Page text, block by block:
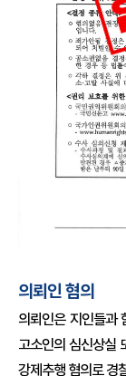
의뢰인 혐의
의뢰인은 지인들과
고소인의 심신상실
강제추행 혐의로 경